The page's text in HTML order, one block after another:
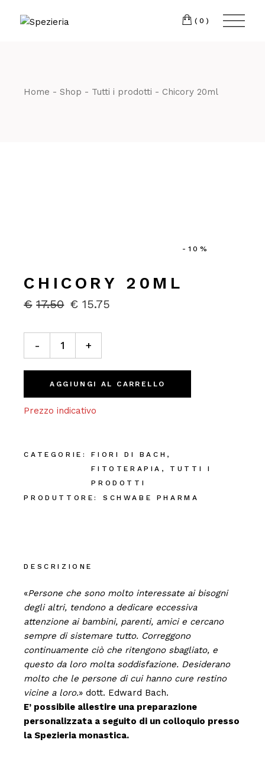
(0)
Home Shop Tutti i prodotti Chicory 20ml
-10%
CHICORY 20ML
€ 17.50
IL
ORIGINALE
ERA:
€17.50.
€ 15.75
IL
ATTUALE
€15.75.
Chicory 20ml quantity
- +
AGGIUNGI AL CARRELLO
Prezzo indicativo
CATEGORIE: FIORI DI BACH ,
FITOTERAPIA , TUTTI I
PRODOTTI
PRODUTTORE:
SCHWABE PHARMA
DESCRIZIONE
«Persone che sono molto interessate ai bisogni
degli altri, tendono a dedicare eccessiva
attenzione ai bambini, parenti, amici e cercano
sempre di sistemare tutto. Correggono
continuamente ciò che ritengono sbagliato, e
questo da loro molta soddisfazione. Desiderano
molto che le persone di cui hanno cure restino
vicine a loro.» dott. Edward Bach.
E’ possibile allestire una preparazione
personalizzata a seguito di un colloquio presso
la Spezieria monastica.
Telefono